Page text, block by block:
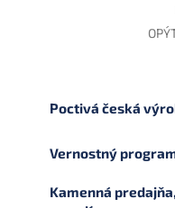
Poctivá česká
Vernostný
Kamenná